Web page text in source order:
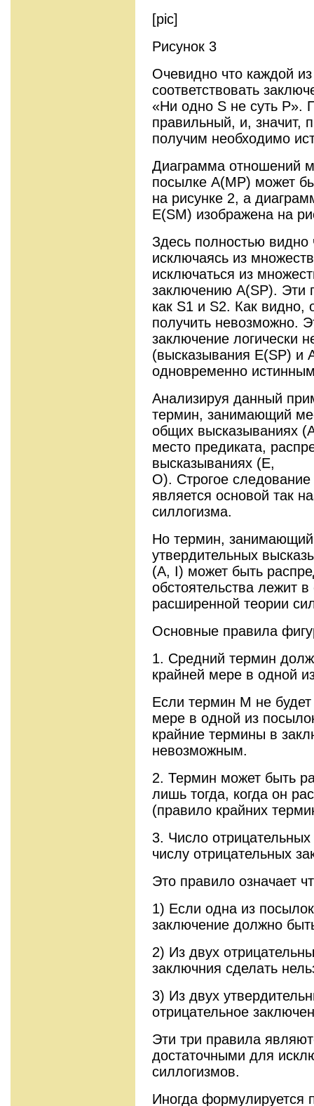
[pic]
Рисунок 3
Очевидно что каждой
соответствовать
«Ни одно S не суть P».
правильный, и, значит,
получим необходимо
Диаграмма отношений
посылке A(MP) может
на рисунке 2, а
E(SM) изображена на
Здесь полностью
исключаясь из
исключаться из
заключению А(SP). Эти
как S1 и S2. Как видно,
получить невозможно.
заключение логически
(высказывания E(SP) и
одновременно
Анализируя данный
термин, занимающий
общих высказываниях
место предиката,
высказываниях (Е,
О). Строгое
является основой так
силлогизма.
Но термин, занимающий
утвердительных
(A, I) может быть
обстоятельства лежит
расширенной теории
Основные правила
1. Средний термин
крайней мере в одной
Если термин М не
мере в одной из
крайние термины в
невозможным.
2. Термин может быть
лишь тогда, когда он
(правило крайних
3. Число
числу отрицательных
Это правило означает
1) Если одна из
заключение должно
2) Из двух
заключния сделать
3) Из двух
отрицательное
Эти три правила
достаточными для
силлогизмов.
Иногда формулируется